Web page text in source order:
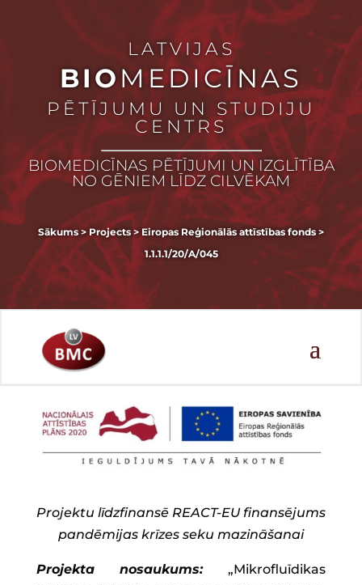
LATVIJAS
BIOMEDICĪNAS
PĒTĪJUMU UN STUDIJU
CENTRS
BIOMEDICĪNAS PĒTĪJUMI UN IZGLĪTĪBA
NO GĒNIEM LĪDZ CILVĒKAM
Sākums> Projects > Eiropas Reģionālās attīstības fonds >
1.1.1.1/20/A/045
Projektu līdzfinansē REACT-EU finansējums
pandēmijas krīzes seku mazināšanai
Projekta nosaukums:„Mikrofluīdikas